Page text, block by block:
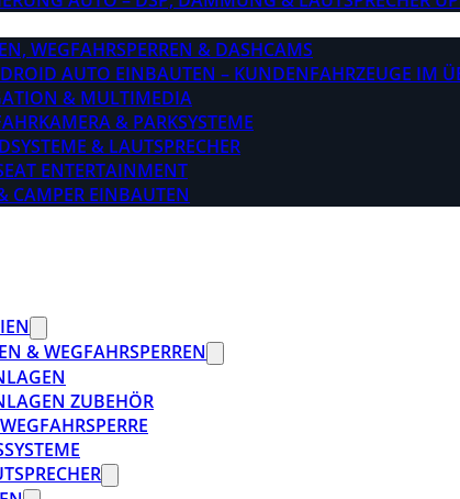
WEGFAHRSPERREN & DASHCAMS
AUTO EINBAUTEN – KUNDENFAHRZEUGE IM
& MULTIMEDIA
& PARKSYSTEME
& LAUTSPRECHER
ENTERTAINMENT
EINBAUTEN
& WEGFAHRSPERREN
ZUBEHÖR